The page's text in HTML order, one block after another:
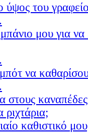
ύψος του
μου για να
να
καθιστικό